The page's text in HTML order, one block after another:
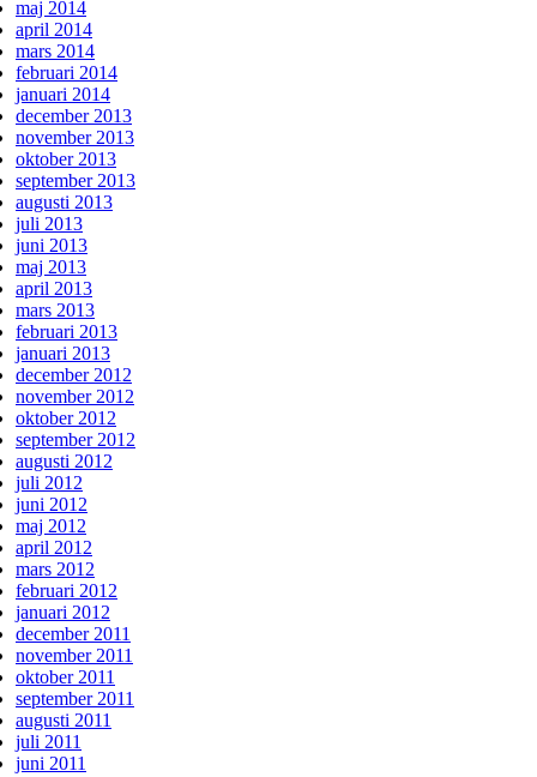
maj 2014
april 2014
mars 2014
februari 2014
januari 2014
december 2013
november 2013
oktober 2013
september 2013
augusti 2013
juli 2013
juni 2013
maj 2013
april 2013
mars 2013
februari 2013
januari 2013
december 2012
november 2012
oktober 2012
september 2012
augusti 2012
juli 2012
juni 2012
maj 2012
april 2012
mars 2012
februari 2012
januari 2012
december 2011
november 2011
oktober 2011
september 2011
augusti 2011
juli 2011
juni 2011